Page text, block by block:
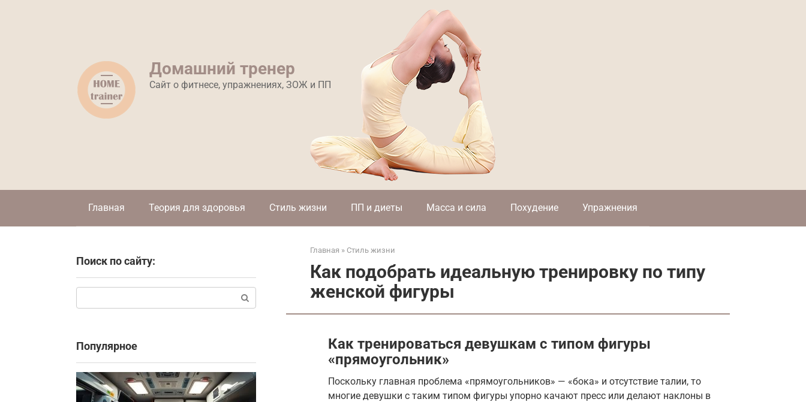
Домашний тренер
Сайт о фитнесе, упражнениях, ЗОЖ и ПП
Главная Теория для здоровья Стиль жизни ПП и диеты Масса и сила Похудение Упражнения
Главная » Стиль жизни
Как подобрать идеальную тренировку по типу
женской фигуры
Как тренироваться девушкам с типом фигуры
«прямоугольник»
Поскольку главная проблема «прямоугольников» — «бока» и отсутствие талии, то
многие девушки с таким типом фигуры упорно качают пресс или делают наклоны в
Поиск по сайту:
Популярное